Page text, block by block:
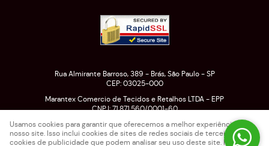
Rua Almirante Barroso, 389 - Brás, São Paulo- SP
CEP: 03025-000
Marantex Comercio de Tecidos e Retalhos LTDA - EPP
CNPJ: 71.871.560/0001-60
Usamos cookies para garantir que oferecemos a melhor experiência em
nosso site. Isso inclui cookies de sites de redes sociais de terceiros e
cookies de publicidade que podem analisar seu uso deste site. Para mais